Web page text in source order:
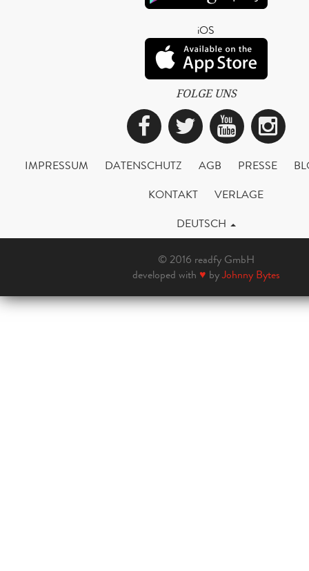
iOS
FOLGE UNS
Facebook
Twitter
IMPRESSUM DATENSCHUTZ AGB PRESSE
KONTAKT
VERLAGE
DEUTSCH
© 2016 readfy GmbH
developed with ♥ byJohnny Bytes